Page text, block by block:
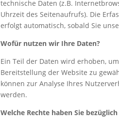
technische Daten (z.B.
Uhrzeit des Seitenaufrufs). Die
erfolgt automatisch, sobald Sie
Wofür nutzen wir Ihre Daten?
Ein Teil der Daten wird erhoben,
Bereitstellung der Website zu
können zur Analyse Ihres
werden.
Welche Rechte haben Sie